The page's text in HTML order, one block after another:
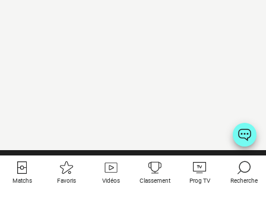
Matchs Favoris Vidéos Classement Prog TV Recherche